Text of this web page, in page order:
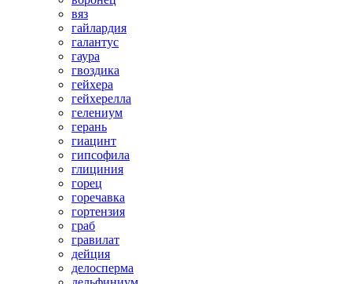
вяз
гайлардия
галантус
гаура
гвоздика
гейхера
гейхерелла
гелениум
герань
гиацинт
гипсофила
глициния
горец
горечавка
гортензия
граб
гравилат
дейция
делосперма